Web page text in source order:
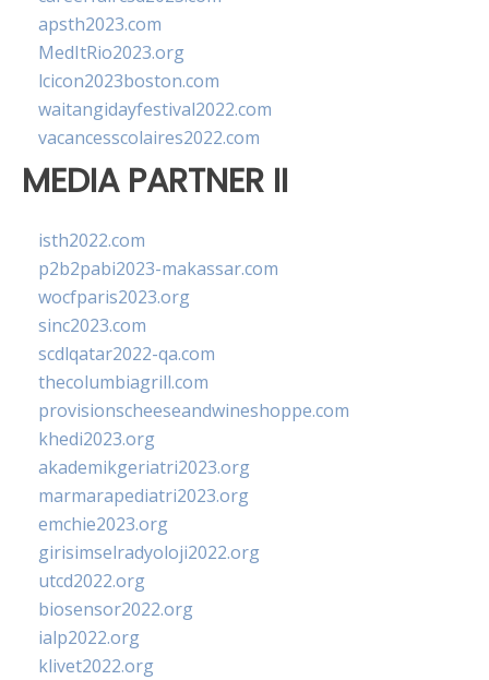
apsth2023.com
MedItRio2023.org
lcicon2023boston.com
waitangidayfestival2022.com
vacancesscolaires2022.com
MEDIA PARTNER II
isth2022.com
p2b2pabi2023-makassar.com
wocfparis2023.org
sinc2023.com
scdlqatar2022-qa.com
thecolumbiagrill.com
provisionscheeseandwineshoppe.com
khedi2023.org
akademikgeriatri2023.org
marmarapediatri2023.org
emchie2023.org
girisimselradyoloji2022.org
utcd2022.org
biosensor2022.org
ialp2022.org
klivet2022.org